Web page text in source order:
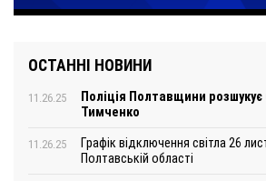
ОСТАННІ НОВИНИ
11.26.25
Поліція Полтавщини
Тимченко
11.26.25
Графік відключення світла 26
Полтавській області